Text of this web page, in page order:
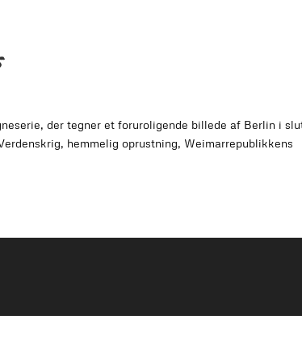
der tegner et foruroligende billede af Berlin i
hemmelig oprustning, Weimarrepublikkens